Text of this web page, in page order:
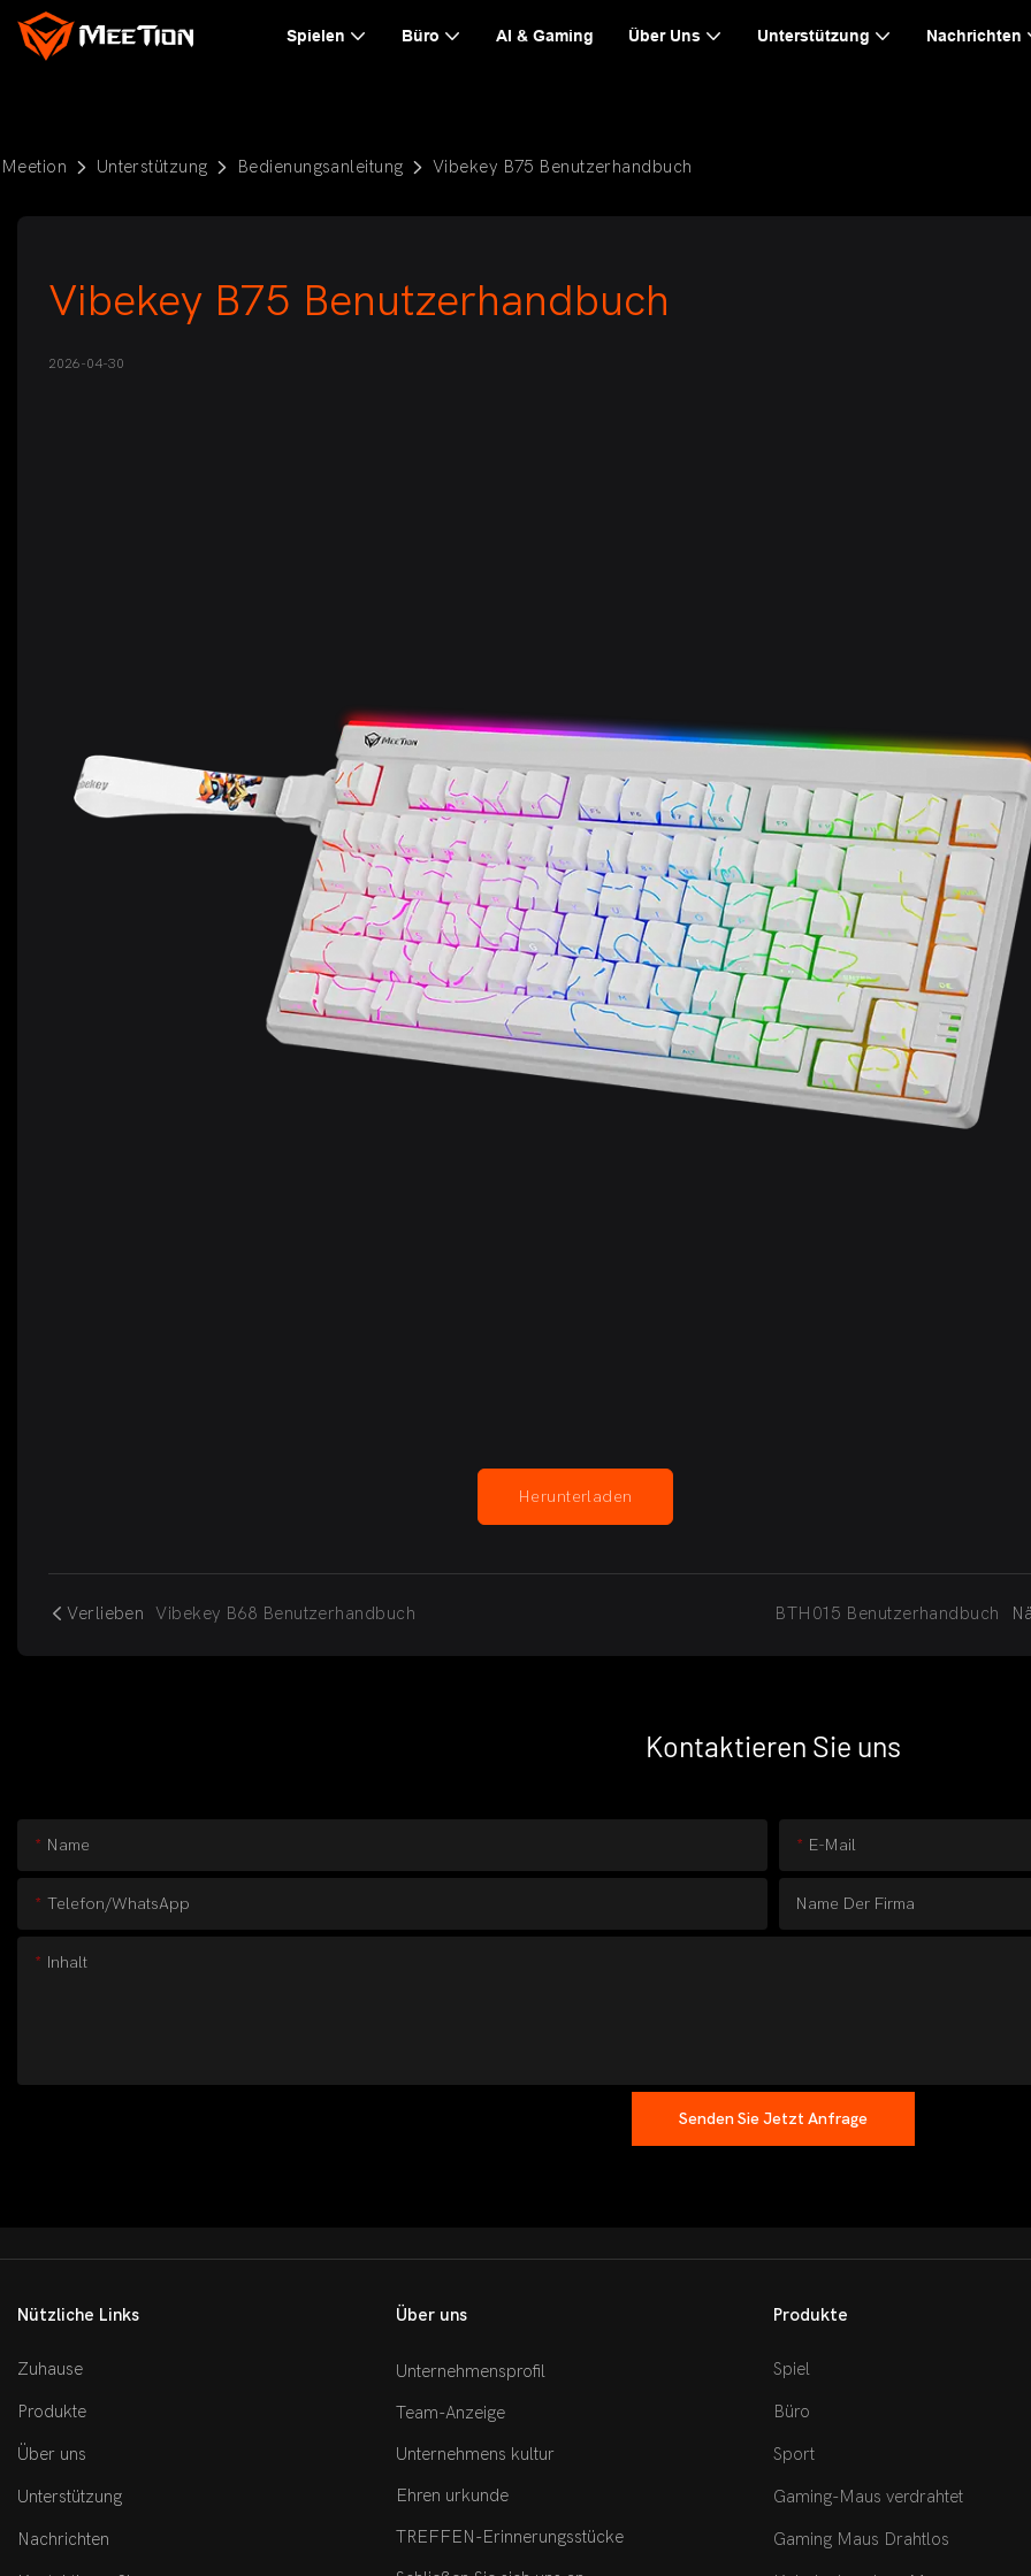
Spielen Büro AI & Gaming Über Uns Unterstützung Nachrichten
Meetion Unterstützung Bedienungsanleitung Vibekey B75 Benutzerhandbuch
Vibekey B75 Benutzerhandbuch
2026-04-30
Herunterladen
Verlieben Vibekey B68 Benutzerhandbuch BTH015 Benutzerhandbuch
Kontaktieren Sie uns
Name E-Mail
Telefon/WhatsApp Name Der Firma
Inhalt
Senden Sie Jetzt Anfrage
Nützliche Links
Zuhause
Produkte
Über uns
Unterstützung
Nachrichten
Über uns
Unternehmensprofil
Team-Anzeige
Unternehmens kultur
Ehren urkunde
TREFFEN-Erinnerungsstücke
Produkte
Spiel
Büro
Sport
Gaming-Maus verdrahtet
Gaming Maus Drahtlos